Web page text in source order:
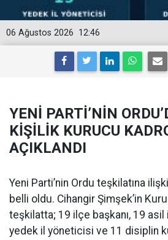
12:46
06 Ağustos 2026
YENİ PARTİ’NİN
KİŞİLİK KURUCU
AÇIKLANDI
Yeni Parti’nin Ordu teşkilatına
belli oldu. Cihangir Şimşek’in
teşkilatta; 19 ilçe başkanı, 19
yedek il yöneticisi ve 11 disiplin